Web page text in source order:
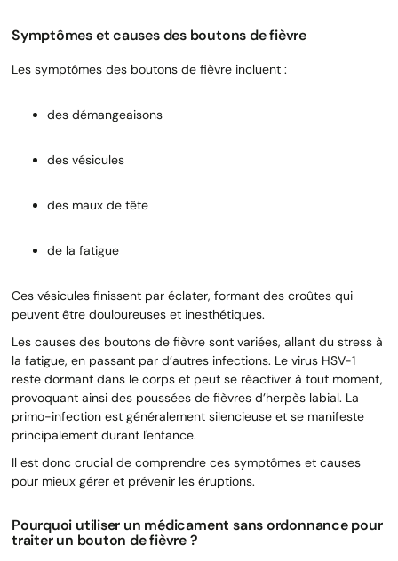
Symptômes et causes des boutons de fièvre
Les symptômes des boutons de fièvre incluent :
des démangeaisons
des vésicules
des maux de tête
de la fatigue
Ces vésicules finissent par éclater, formant des croûtes qui
peuvent être douloureuses et inesthétiques.
Les causes des boutons de fièvre sont variées, allant du stress à
la fatigue, en passant par d’autres infections. Le virus HSV-1
reste dormant dans le corps et peut se réactiver à tout moment,
provoquant ainsi des poussées de fièvres d’herpès labial. La
primo-infection est généralement silencieuse et se manifeste
principalement durant l'enfance.
Il est donc crucial de comprendre ces symptômes et causes
pour mieux gérer et prévenir les éruptions.
Pourquoi utiliser un médicament sans ordonnance pour
traiter un bouton de fièvre ?